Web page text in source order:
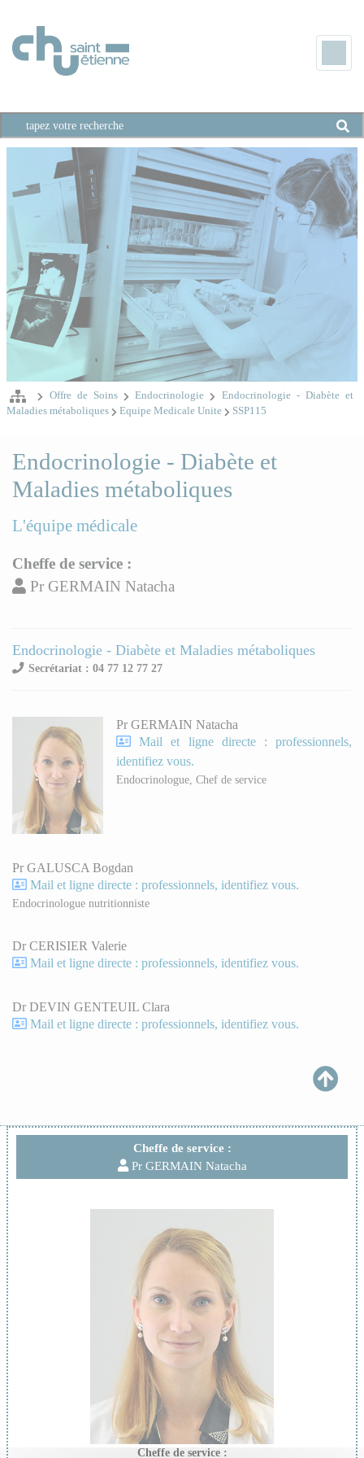
Offre de Soins Endocrinologie
Endocrinologie - Diabète et
Maladies métaboliques
Equipe Medicale Unite SSP115
Cheffe de service :
Pr GERMAIN Natacha
Cheffe de service :
Endocrinologie - Diabète et
Maladies métaboliques
L'équipe médicale
Cheffe de service :
Pr GERMAIN Natacha
Endocrinologie - Diabète et Maladies métaboliques
Secrétariat : 04 77 12 77 27
Pr GERMAIN Natacha
Mail et ligne directe : professionnels,
identifiez vous.
Endocrinologue, Chef de service
Pr GALUSCA Bogdan
Mail et ligne directe : professionnels, identifiez vous.
Endocrinologue nutritionniste
Dr CERISIER Valerie
Mail et ligne directe : professionnels, identifiez vous.
Dr DEVIN GENTEUIL Clara
Mail et ligne directe : professionnels, identifiez vous.